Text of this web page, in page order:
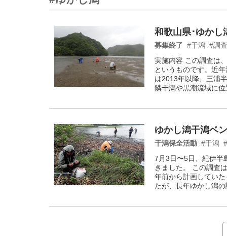
和歌山県･ゆかし
募集終了 #干潟 #調査
実施内容 この調査は
というものです。近
は2013年以降、三浦
隣干潟や黒潮流域に
ゆかし潟干潟ベ
干潟保全活動 #干潟
7月3日〜5日、紀伊半
きました。 この調査
年前から計画してい
たが、長年ゆかし潟